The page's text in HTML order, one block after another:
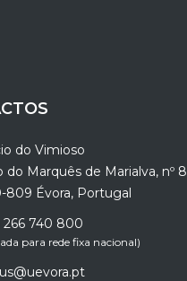
do Vimioso
do Marquês de Marialva, nº 8
809 Évora, Portugal
266 740 800
para rede fixa nacional)